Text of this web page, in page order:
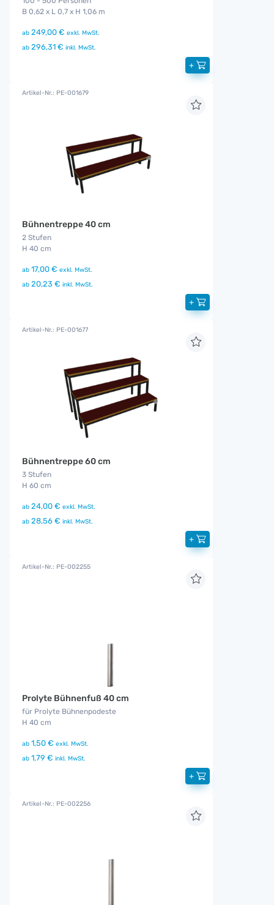
B 0,62 x L 0,7 x H 1,06 m
ab 249,00 € exkl. MwSt.
ab 296,31 € inkl. MwSt.
+
Artikel-Nr.: PE-001679
Bühnentreppe 40 cm
2 Stufen
H 40 cm
ab 17,00 € exkl. MwSt.
ab 20,23 € inkl. MwSt.
+
Artikel-Nr.: PE-001677
Bühnentreppe 60 cm
3 Stufen
H 60 cm
ab 24,00 € exkl. MwSt.
ab 28,56 € inkl. MwSt.
+
Artikel-Nr.: PE-002255
Prolyte Bühnenfuß 40 cm
für Prolyte Bühnenpodeste
H 40 cm
ab 1,50 € exkl. MwSt.
ab 1,79 € inkl. MwSt.
+
Artikel-Nr.: PE-002256